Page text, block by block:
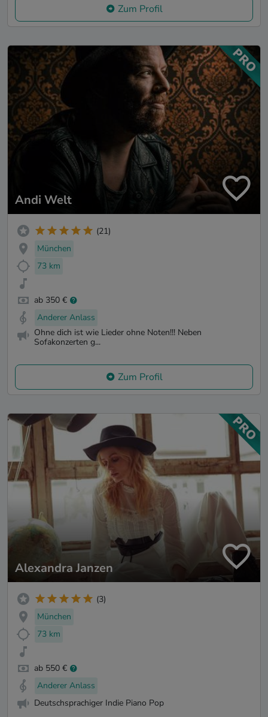
Zum Profil
Andi Welt
(21)
München
73 km
ab 350 €
Anderer Anlass
Ohne dich ist wie Lieder ohne Noten!!! Neben
Sofakonzerten g...
Zum Profil
Alexandra Janzen
(3)
München
73 km
ab 550 €
Anderer Anlass
Deutschsprachiger Indie Piano Pop